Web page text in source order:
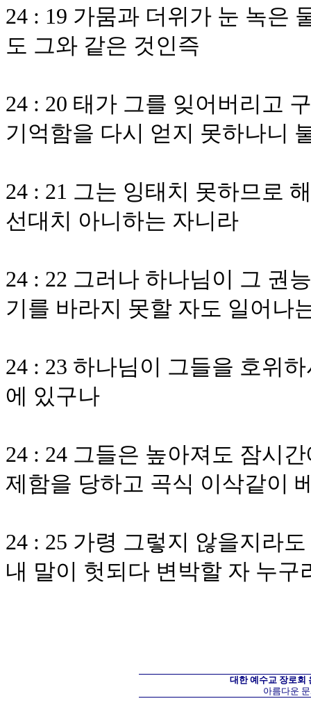
24 : 19 가뭄과 더위가 눈 녹은
도 그와 같은 것인즉
24 : 20 태가 그를 잊어버리고
기억함을 다시 얻지 못하나니
24 : 21 그는 잉태치 못하므로
선대치 아니하는 자니라
24 : 22 그러나 하나님이 그 권
기를 바라지 못할 자도 일어나
24 : 23 하나님이 그들을 호위
에 있구나
24 : 24 그들은 높아져도 잠시
제함을 당하고 곡식 이삭같이
24 : 25 가령 그렇지 않을지라
내 말이 헛되다 변박할 자 누구
대한 예수교 장로회
아름다운